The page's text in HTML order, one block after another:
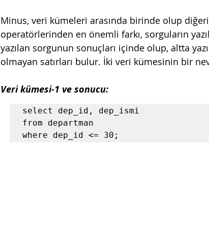
Minus, veri kümeleri arasında birinde olup
operatörlerinden en önemli farkı, sorguların
yazılan sorgunun sonuçları içinde olup, altta
olmayan satırları bulur. İki veri kümesinin bir
Veri kümesi-1 ve sonucu:
select dep_id, dep_ismi
from departman
where dep_id <= 30;